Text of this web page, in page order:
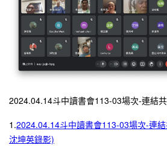
2024.04.14斗中讀書會113-03場次-連結
1.2024.04.14斗中讀書會113-03場次-連
沈坤英錄影)